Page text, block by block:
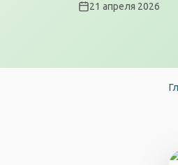
21 апреля 2026